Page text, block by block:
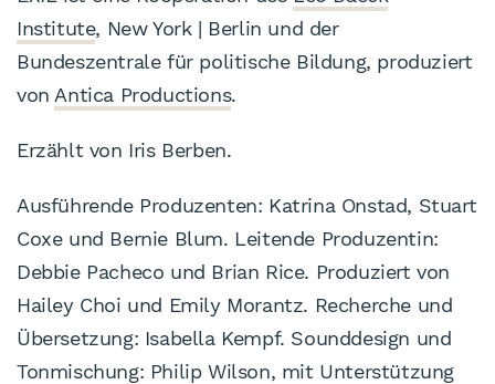
Institute, New York | Berlin und der
Bundeszentrale für politische Bildung, produziert
von Antica Productions.
Erzählt von Iris Berben.
Ausführende Produzenten: Katrina Onstad, Stuart
Coxe und Bernie Blum. Leitende Produzentin:
Debbie Pacheco und Brian Rice. Produziert von
Hailey Choi und Emily Morantz. Recherche und
Übersetzung: Isabella Kempf. Sounddesign und
Tonmischung: Philip Wilson, mit Unterstützung